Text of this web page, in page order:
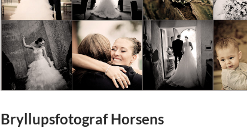
Bryllupsfotograf Horsens